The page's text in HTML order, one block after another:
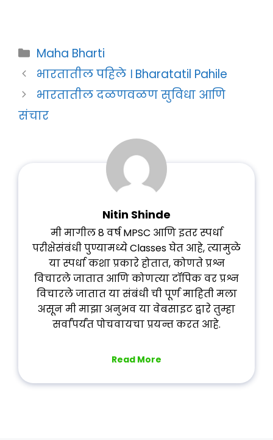
Categories
Maha Bharti
भारतातील पहिले । Bharatatil Pahile
भारतातील दळणवळण सुविधा आणि
संचार
Nitin Shinde
मी मागील 8 वर्ष MPSC आणि इतर स्पर्धा
परीक्षेसंबंधी पुण्यामध्ये Classes घेत आहे, त्यामुळे
या स्पर्धा कशा प्रकारे होतात, कोणते प्रश्न
विचारले जातात आणि कोणत्या टॉपिक वर प्रश्न
विचारले जातात या संबंधी ची पूर्ण माहिती मला
असून मी माझा अनुभव या वेबसाइट द्वारे तुम्हा
सर्वांपर्यंत पोचवायचा प्रयन्त करत आहे.
Read More